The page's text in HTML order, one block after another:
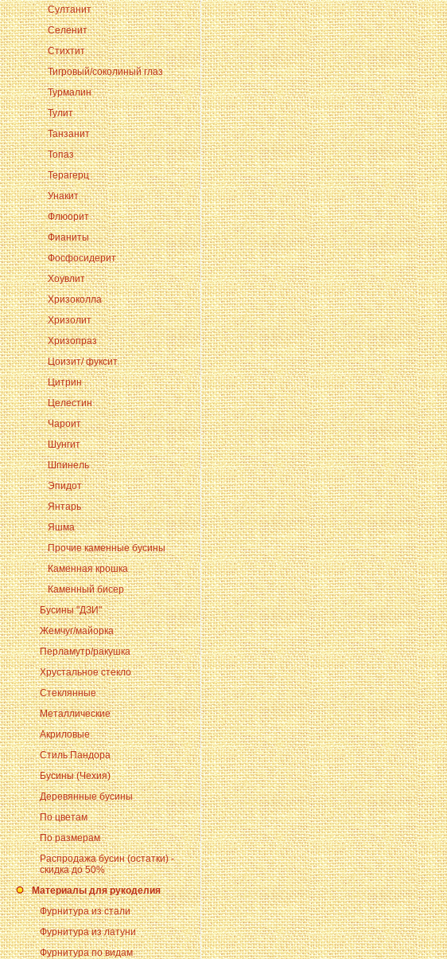
Султанит
Селенит
Стихтит
Тигровый/соколиный глаз
Турмалин
Тулит
Танзанит
Топаз
Терагерц
Унакит
Флюорит
Фианиты
Фосфосидерит
Хоувлит
Хризоколла
Хризолит
Хризопраз
Цоизит/ фуксит
Цитрин
Целестин
Чароит
Шунгит
Шпинель
Эпидот
Янтарь
Яшма
Прочие каменные бусины
Каменная крошка
Каменный бисер
Бусины "ДЗИ"
Жемчуг/майорка
Перламутр/ракушка
Хрустальное стекло
Стеклянные
Металлические
Акриловые
Стиль Пандора
Бусины (Чехия)
Деревянные бусины
По цветам
По размерам
Распродажа бусин (остатки) -
скидка до 50%
Материалы для рукоделия
Фурнитура из стали
Фурнитура из латуни
Фурнитура по видам